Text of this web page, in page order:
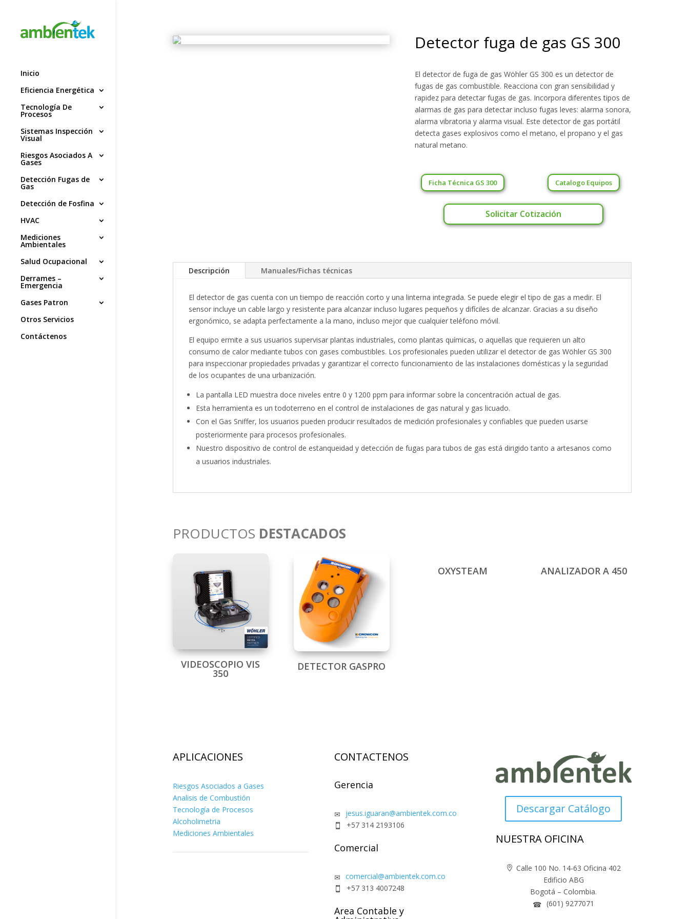
Inicio
Eficiencia Energética
Tecnología De
Procesos
Sistemas Inspección
Visual
Riesgos Asociados A
Gases
Detección Fugas de
Gas
Detección de Fosfina
HVAC
Mediciones
Ambientales
Salud Ocupacional
Derrames –
Emergencia
Gases Patron
Otros Servicios
Contáctenos
Detector fuga de gas GS 300
El detector de fuga de gas Wöhler GS 300 es un detector de
fugas de gas combustible. Reacciona con gran sensibilidad y
rapidez para detectar fugas de gas. Incorpora diferentes tipos de
alarmas de gas para detectar incluso fugas leves: alarma sonora,
alarma vibratoria y alarma visual. Este detector de gas portátil
detecta gases explosivos como el metano, el propano y el gas
natural metano.
Ficha Técnica GS 300 Catalogo Equipos
Solicitar Cotización
Descripción Manuales/Fichas técnicas
El detector de gas cuenta con un tiempo de reacción corto y una linterna integrada. Se puede elegir el tipo de gas a medir. El
sensor incluye un cable largo y resistente para alcanzar incluso lugares pequeños y difíciles de alcanzar. Gracias a su diseño
ergonómico, se adapta perfectamente a la mano, incluso mejor que cualquier teléfono móvil.
El equipo ermite a sus usuarios supervisar plantas industriales, como plantas químicas, o aquellas que requieren un alto
consumo de calor mediante tubos con gases combustibles. Los profesionales pueden utilizar el detector de gas Wöhler GS 300
para inspeccionar propiedades privadas y garantizar el correcto funcionamiento de las instalaciones domésticas y la seguridad
de los ocupantes de una urbanización.
La pantalla LED muestra doce niveles entre 0 y 1200 ppm para informar sobre la concentración actual de gas.
Esta herramienta es un todoterreno en el control de instalaciones de gas natural y gas licuado.
Con el Gas Sniffer, los usuarios pueden producir resultados de medición profesionales y confiables que pueden usarse
posteriormente para procesos profesionales.
Nuestro dispositivo de control de estanqueidad y detección de fugas para tubos de gas está dirigido tanto a artesanos como
a usuarios industriales.
PRODUCTOS DESTACADOS
VIDEOSCOPIO VIS
350
DETECTOR GASPRO
OXYSTEAM ANALIZADOR A 450
APLICACIONES
Riesgos Asociados a Gases
Analisis de Combustión
Tecnología de Procesos
Alcoholimetria
Mediciones Ambientales
CONTACTENOS
Gerencia
✉ jesus.iguaran@ambientek.com.co
 +57 314 2193106
Comercial
✉ comercial@ambientek.com.co
 +57 313 4007248
Area Contable y
Descargar Catálogo
NUESTRA OFICINA
 Calle 100 No. 14-63 Oficina 402
Edificio ABG
Bogotá – Colombia.
☎ (601) 9277071